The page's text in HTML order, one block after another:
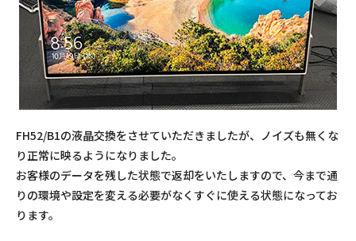
FH52/B1の液晶交換をさせていただきましたが、ノイズも無くな
り正常に映るようになりました。
お客様のデータを残した状態で返却をいたしますので、今まで通
りの環境や設定を変える必要がなくすぐに使える状態になってお
ります。